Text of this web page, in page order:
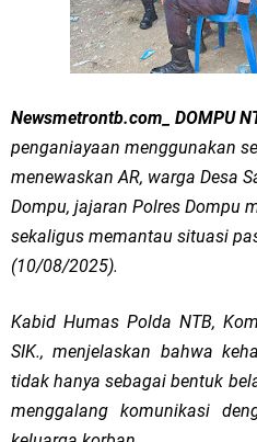
Newsmetrontb.com_ DOMPU
penganiayaan menggunakan
menewaskan AR, warga Desa
Dompu, jajaran Polres Dompu
sekaligus memantau situasi
(10/08/2025).
Kabid Humas Polda NTB,
SIK., menjelaskan bahwa
tidak hanya sebagai bentuk
menggalang komunikasi